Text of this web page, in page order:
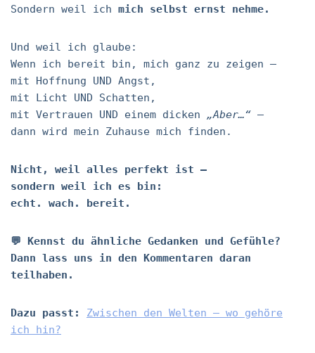
Sondern weil ich mich selbst ernst nehme.
Und weil ich glaube:
Wenn ich bereit bin, mich ganz zu zeigen –
mit Hoffnung UND Angst,
mit Licht UND Schatten,
mit Vertrauen UND einem dicken „Aber…“ –
dann wird mein Zuhause mich finden.
Nicht, weil alles perfekt ist –
sondern weil ich es bin:
echt. wach. bereit.
💬 Kennst du ähnliche Gedanken und Gefühle?
Dann lass uns in den Kommentaren daran
teilhaben.
Dazu passt:
Zwischen den Welten – wo gehöre
ich hin?